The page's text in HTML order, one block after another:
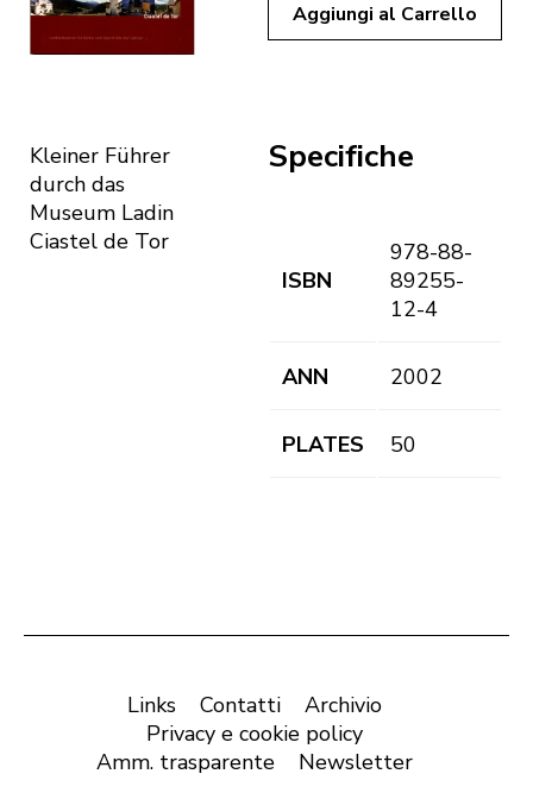
Kleiner Führer
durch das
Museum Ladin
Ciastel de Tor
Aggiungi al Carrello
Specifiche
ISBN
978-88-
89255-
12-4
ANN 2002
PLATES 50
Links Contatti
Archivio
Privacy e cookie policy
Amm. trasparente
Newsletter